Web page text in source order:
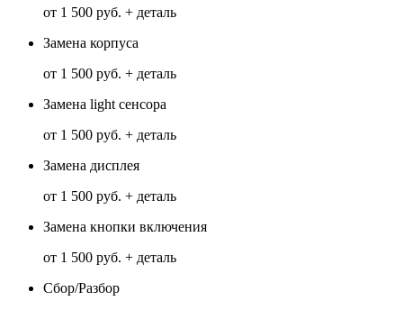
от 1 500 руб. + деталь
Замена корпуса
от 1 500 руб. + деталь
Замена light сенсора
от 1 500 руб. + деталь
Замена дисплея
от 1 500 руб. + деталь
Замена кнопки включения
от 1 500 руб. + деталь
Сбор/Разбор